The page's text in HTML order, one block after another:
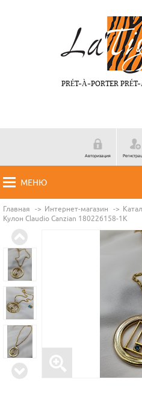
PRÉT-À-PORTER
Авторизация
МЕНЮ
Главная Интернет-магазин
Кулон Claudio Canzian 180226158-1K